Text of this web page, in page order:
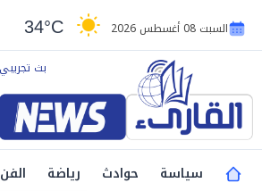
السبت 08 أغسطس 2026 34°C
سياسة
حوادث رياضة الفن